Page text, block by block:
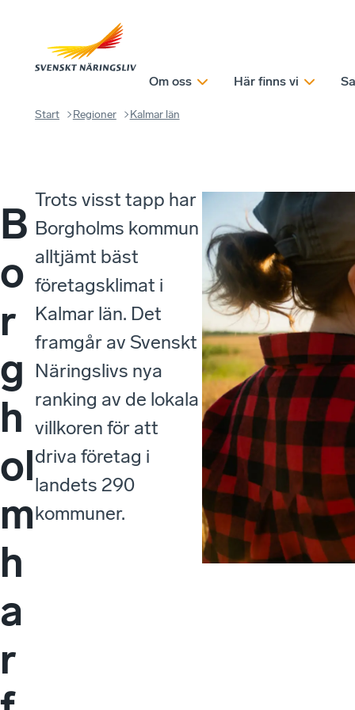
Om oss Här finns vi
Start Regioner Kalmar län
B
o
r
g
h
ol
m
h
a
r
Trots visst tapp har
Borgholms kommun
alltjämt bäst
företagsklimat i
Kalmar län. Det
framgår av Svenskt
Näringslivs nya
ranking av de lokala
villkoren för att
driva företag i
landets 290
kommuner.